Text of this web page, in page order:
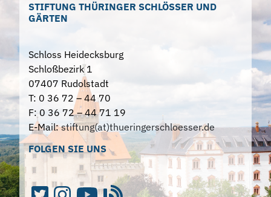
STIFTUNG THÜRINGER SCHLÖSSER UND
GÄRTEN
Schloss Heidecksburg
Schloßbezirk 1
07407 Rudolstadt
T: 0 36 72 – 44 70
F: 0 36 72 – 44 71 19
E-Mail:stiftung(at)thueringerschloesser.de
FOLGEN SIE UNS